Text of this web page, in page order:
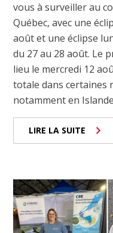
vous à surveiller au
Québec, avec une
août et une éclipse
du 27 au 28 août. Le
lieu le mercredi 12
totale dans certaines
notamment en Islande
LIRE LA SUITE